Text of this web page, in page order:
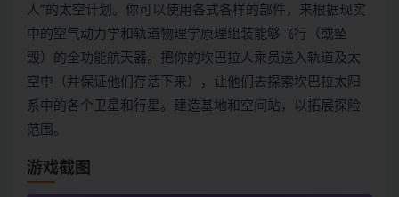
人”的太空计划。你可以使用各式各样的部件，来根据现实
中的空气动力学和轨道物理学原理组装能够飞行（或坠
毁）的全功能航天器。把你的坎巴拉人乘员送入轨道及太
空中（并保证他们存活下来），让他们去探索坎巴拉太阳
系中的各个卫星和行星。建造基地和空间站，以拓展探险
范围。
游戏截图